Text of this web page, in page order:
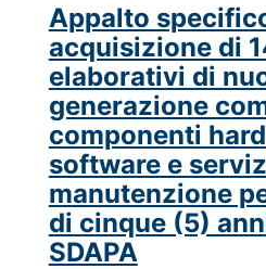
Appalto
acquisizione di
elaborativi di
generazione
componenti
software e
manutenzione
di cinque (5)
SDAPA